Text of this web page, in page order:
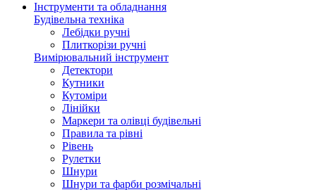
Інструменти та обладнання
Будівельна техніка
Лебідки ручні
Плиткорізи ручні
Вимірювальний інструмент
Детектори
Кутники
Кутоміри
Лінійки
Маркери та олівці будівельні
Правила та рівні
Рівень
Рулетки
Шнури
Шнури та фарби розмічальні